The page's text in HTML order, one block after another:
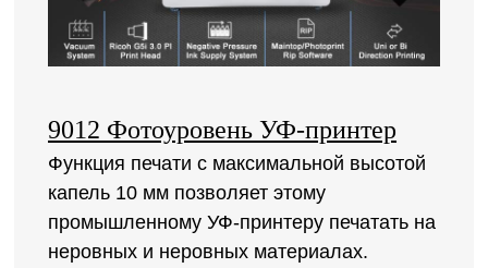
9012 Фотоуровень УФ-принтер
Функция печати с максимальной высотой
капель 10 мм позволяет этому
промышленному УФ-принтеру печатать на
неровных и неровных материалах.